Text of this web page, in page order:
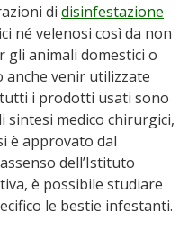
di disinfestazione
né velenosi così da non
animali domestici o
anche venir utilizzate
i prodotti usati sono
sintesi medico chirurgici,
è approvato dal
dell’Istituto
è possibile studiare
le bestie infestanti.